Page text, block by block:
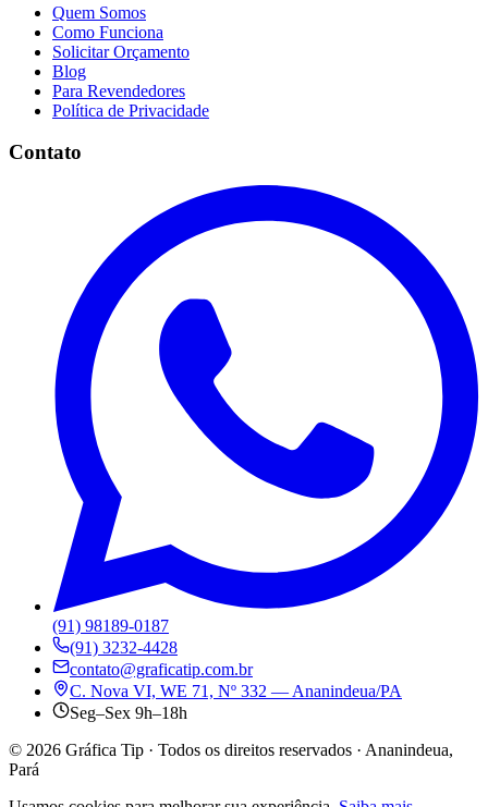
Quem Somos
Como Funciona
Solicitar Orçamento
Blog
Para Revendedores
Política de Privacidade
Contato
(91) 98189-0187
(91) 3232-4428
contato@graficatip.com.br
C. Nova VI, WE 71, Nº 332 — Ananindeua/PA
Seg–Sex 9h–18h
© 2026 Gráfica Tip · Todos os direitos reservados · Ananindeua,
Pará